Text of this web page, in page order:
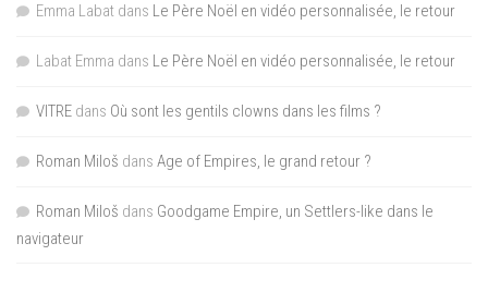
Emma Labat dans Le Père Noël en vidéo personnalisée, le retour
Labat Emma dans Le Père Noël en vidéo personnalisée, le retour
VITRE dans Où sont les gentils clowns dans les films ?
Roman Miloš dans Age of Empires, le grand retour ?
Roman Miloš dans Goodgame Empire, un Settlers-like dans le
navigateur